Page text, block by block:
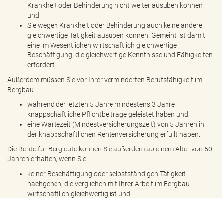
Krankheit oder Behinderung nicht weiter ausüben können
und
Sie wegen Krankheit oder Behinderung auch keine andere
gleichwertige Tätigkeit ausüben können. Gemeint ist damit
eine im Wesentlichen wirtschaftlich gleichwertige
Beschäftigung, die gleichwertige Kenntnisse und Fähigkeiten
erfordert.
Außerdem müssen Sie vor Ihrer verminderten Berufsfähigkeit im
Bergbau
während der letzten 5 Jahre mindestens 3 Jahre
knappschaftliche Pflichtbeiträge geleistet haben und
eine Wartezeit (Mindestversicherungszeit) von 5 Jahren in
der knappschaftlichen Rentenversicherung erfüllt haben.
Die Rente für Bergleute können Sie außerdem ab einem Alter von 50
Jahren erhalten, wenn Sie
keiner Beschäftigung oder selbstständigen Tätigkeit
nachgehen, die verglichen mit Ihrer Arbeit im Bergbau
wirtschaftlich gleichwertig ist und